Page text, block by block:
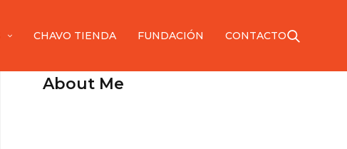
CHAVO TIENDA FUNDACIÓN CONTACTO
About Me